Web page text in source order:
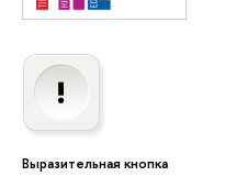
Выразительная кнопка